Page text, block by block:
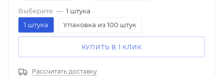
Выберите — 1 штука
1 штука
Упаковка из 100 штук
КУПИТЬ В 1 КЛИК
Рассчитать доставку